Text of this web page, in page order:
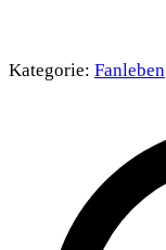
Kategorie: Fanleben